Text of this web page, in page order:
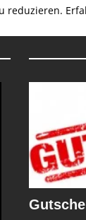
reduzieren.